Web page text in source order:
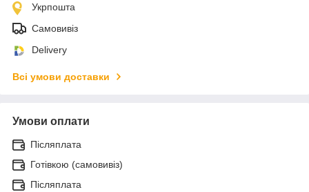
Укрпошта
Самовивіз
Delivery
Всі умови доставки
Умови оплати
Післяплата
Готівкою (самовивіз)
Післяплата